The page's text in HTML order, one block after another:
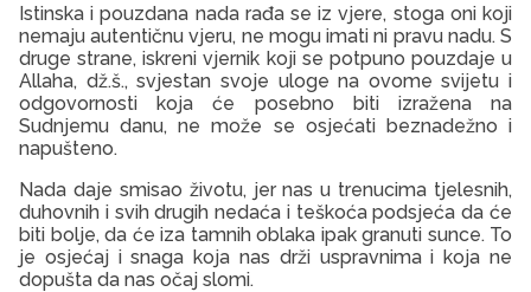
Istinska i pouzdana nada rađa se iz vjere, stoga oni koji
nemaju autentičnu vjeru, ne mogu imati ni pravu nadu. S
druge strane, iskreni vjernik koji se potpuno pouzdaje u
Allaha, dž.š., svjestan svoje uloge na ovome svijetu i
odgovornosti koja će posebno biti izražena na
Sudnjemu danu, ne može se osjećati beznadežno i
napušteno.
Nada daje smisao životu, jer nas u trenucima tjelesnih,
duhovnih i svih drugih nedaća i teškoća podsjeća da će
biti bolje, da će iza tamnih oblaka ipak granuti sunce. To
je osjećaj i snaga koja nas drži uspravnima i koja ne
dopušta da nas očaj slomi.